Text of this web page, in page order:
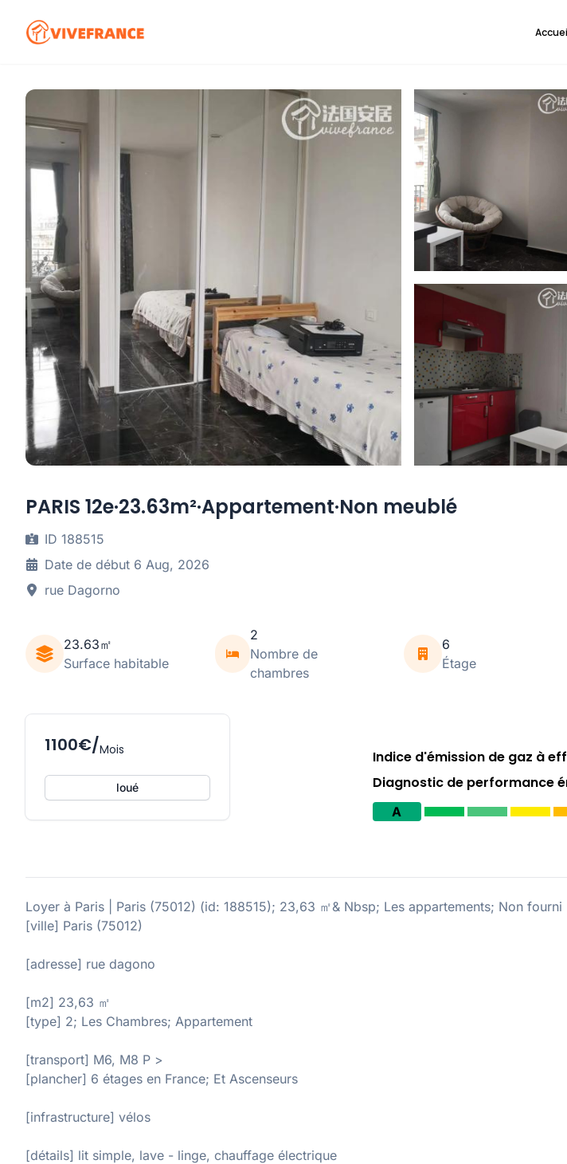
PARIS 12e·23.63m²·Appartement·Non meublé
ID 188515
Date de début 6 Aug, 2026
rue Dagorno
23.63㎡
Surface habitable
2
Nombre de
chambres
6
Étage
1100€/Mois
loué
Indice d'émission de gaz à
Diagnostic de performance
A
Loyer à Paris | Paris (75012) (id: 188515); 23,63 ㎡& Nbsp; Les appartements; Non fourni
[ville] Paris (75012)
[adresse] rue dagono
[m2] 23,63 ㎡
[type] 2; Les Chambres; Appartement
[transport] M6, M8 P >
[plancher] 6 étages en France; Et Ascenseurs
[infrastructure] vélos
[détails] lit simple, lave - linge, chauffage électrique